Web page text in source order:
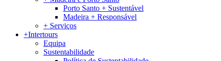
Porto Santo + Sustentável
Madeira + Responsável
+ Serviços
+Intertours
Equipa
Sustentabilidade